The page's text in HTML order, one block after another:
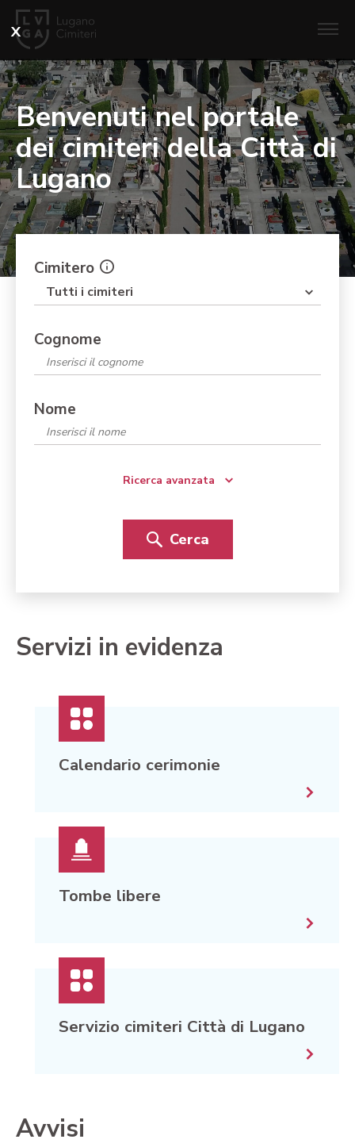
Benvenuti nel portale
dei cimiteri della Città di
Lugano
Cimitero
Tutti i cimiteri
Cognome
Nome
Ricerca avanzata
Cerca
Servizi in evidenza
Calendario cerimonie
Tombe libere
Servizio cimiteri Città di Lugano
Avvisi